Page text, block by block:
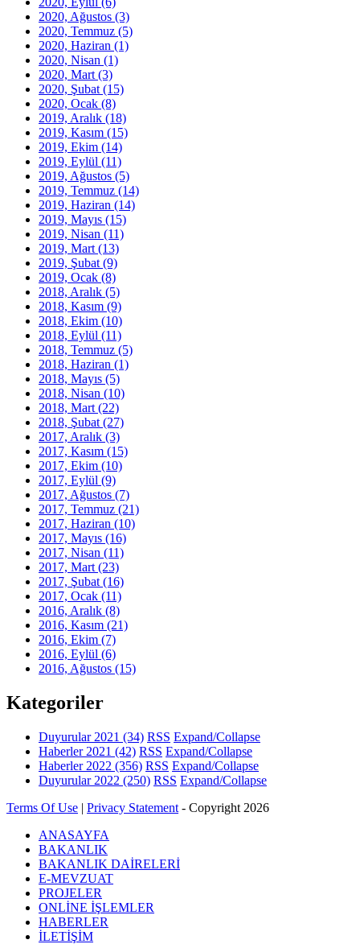
2020, Ağustos (3)
2020, Temmuz (5)
2020, Haziran (1)
2020, Nisan (1)
2020, Mart (3)
2020, Şubat (15)
2020, Ocak (8)
2019, Aralık (18)
2019, Kasım (15)
2019, Ekim (14)
2019, Eylül (11)
2019, Ağustos (5)
2019, Temmuz (14)
2019, Haziran (14)
2019, Mayıs (15)
2019, Nisan (11)
2019, Mart (13)
2019, Şubat (9)
2019, Ocak (8)
2018, Aralık (5)
2018, Kasım (9)
2018, Ekim (10)
2018, Eylül (11)
2018, Temmuz (5)
2018, Haziran (1)
2018, Mayıs (5)
2018, Nisan (10)
2018, Mart (22)
2018, Şubat (27)
2017, Aralık (3)
2017, Kasım (15)
2017, Ekim (10)
2017, Eylül (9)
2017, Ağustos (7)
2017, Temmuz (21)
2017, Haziran (10)
2017, Mayıs (16)
2017, Nisan (11)
2017, Mart (23)
2017, Şubat (16)
2017, Ocak (11)
2016, Aralık (8)
2016, Kasım (21)
2016, Ekim (7)
2016, Eylül (6)
2016, Ağustos (15)
Kategoriler
Duyurular 2021 (34) RSS Expand/Collapse
Haberler 2021 (42) RSS Expand/Collapse
Haberler 2022 (356) RSS Expand/Collapse
Duyurular 2022 (250) RSS Expand/Collapse
Terms Of Use | Privacy Statement - Copyright 2026
ANASAYFA
BAKANLIK
BAKANLIK DAİRELERİ
E-MEVZUAT
PROJELER
ONLİNE İŞLEMLER
HABERLER
İLETİŞİM